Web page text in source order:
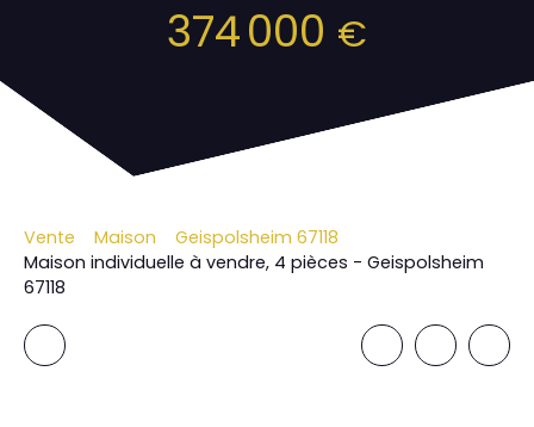
374 000 €
Vente Maison
Geispolsheim 67118
Maison individuelle à vendre, 4 pièces - Geispolsheim
67118